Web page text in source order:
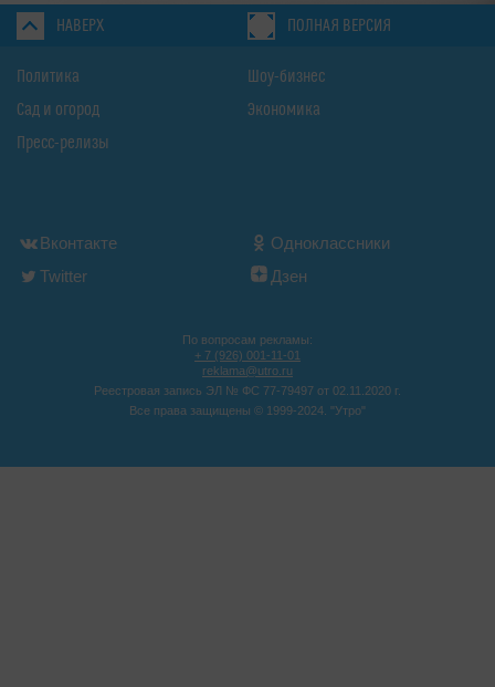
НАВЕРХ ПОЛНАЯ ВЕРСИЯ
Политика
Сад и огород
Пресс-релизы
Шоу-бизнес
Экономика
Вконтакте
Одноклассники
Twitter
Дзен
По вопросам рекламы:
+ 7 (926) 001-11-01
reklama@utro.ru
Реестровая запись ЭЛ № ФС 77-79497 от 02.11.2020 г.
Все права защищены © 1999-2024. "Утро"